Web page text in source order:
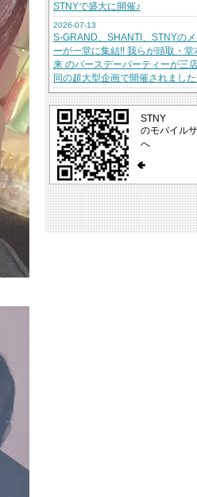
STNYで盛大に開催♪
2026-07-13
S-GRAND、SHANTI、STNYの
ーが一堂に集結!! 我らが頭取・堂
来 のバースデーパーティーが三
同の超大型企画で開催されまし
STNY
のモバイル
へ